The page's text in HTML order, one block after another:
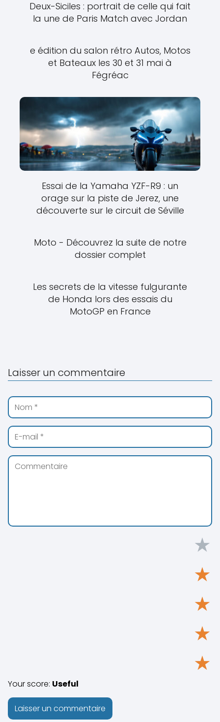
Deux-Siciles : portrait de celle qui fait
la une de Paris Match avec Jordan
e édition du salon rétro Autos, Motos
et Bateaux les 30 et 31 mai à
Fégréac
Essai de la Yamaha YZF-R9 : un
orage sur la piste de Jerez, une
découverte sur le circuit de Séville
Moto - Découvrez la suite de notre
dossier complet
Les secrets de la vitesse fulgurante
de Honda lors des essais du
MotoGP en France
Laisser un commentaire
★
★
★
★
★
Your score: Useful